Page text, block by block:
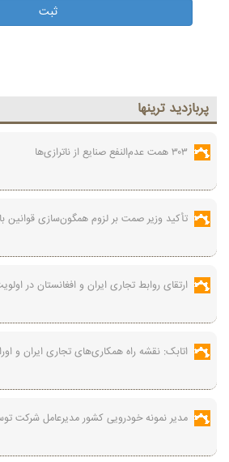
پربازديد ترينها
۳۰۳ همت عدم‌النفع صنایع از ناترازی‌ها
تأکید وزیر صمت بر لزوم همگون‌سازی قوانین
ارتقای روابط تجاری ایران و افغانستان در
اتابک: نقشه راه همکاری‌های تجاری ایران و
مدیر نمونه خودرویی کشور مدیرعامل شرکت